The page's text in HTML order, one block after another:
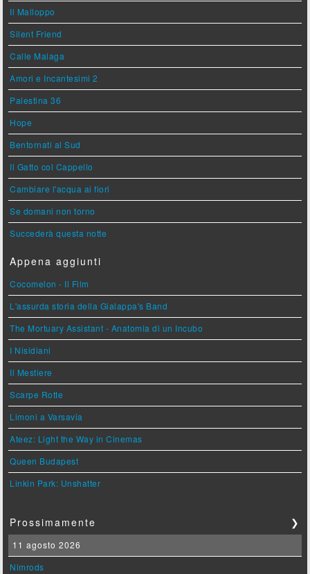
Il Malloppo
Silent Friend
Calle Malaga
Amori e Incantesimi 2
Palestina 36
Hope
Bentornati al Sud
Il Gatto col Cappello
Cambiare l'acqua ai fiori
Se domani non torno
Succederà questa notte
Appena aggiunti
Cocomelon - Il Film
L'assurda storia della Gialappa's Band
The Mortuary Assistant - Anatomia di un Incubo
I Nisidiani
Il Mestiere
Scarpe Rotte
Limoni a Varsavia
Ateez: Light the Way in Cinemas
Queen Budapest
Linkin Park: Unshatter
Prossimamente ❯
11 agosto 2026
Nimrods